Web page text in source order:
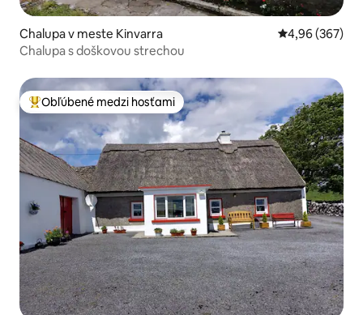
Chalupa v meste Kinvarra Priemerné
4,96 (367)
Chalupa s doškovou strechou
Najobľúbenejšie medzi hosťami
Obľúbené medzi hosťami